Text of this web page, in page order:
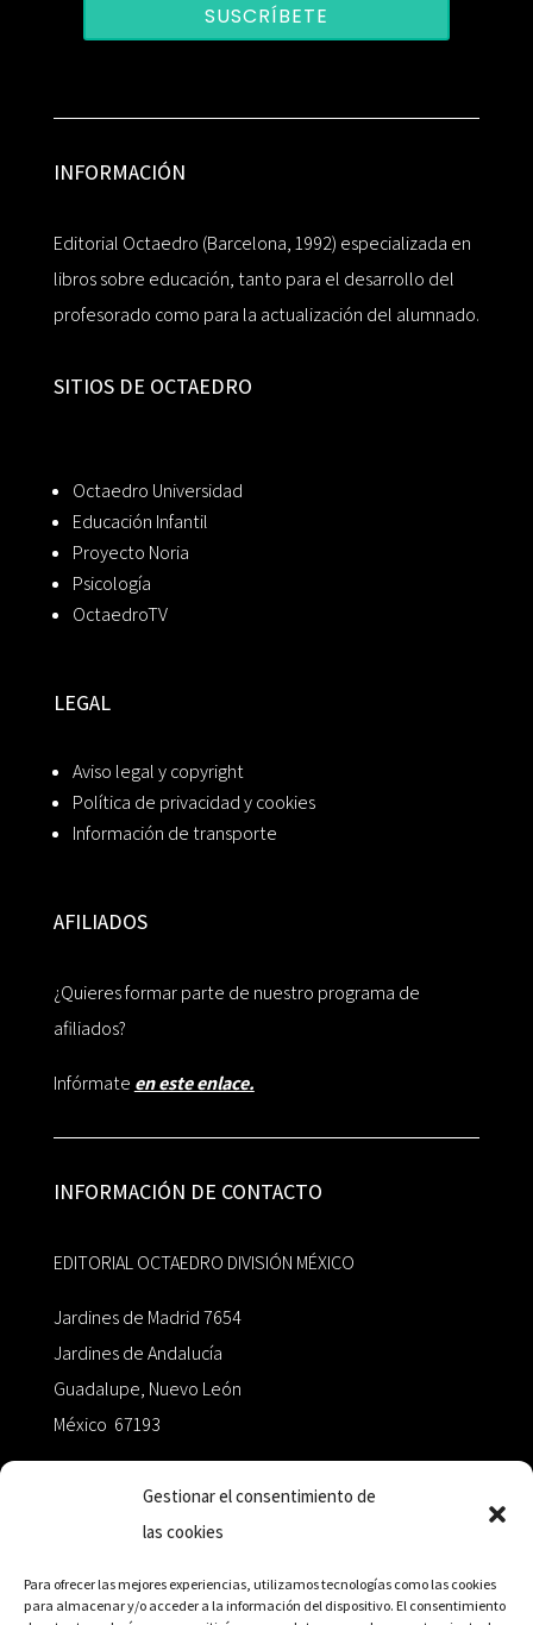
Gestionar el consentimiento de
las cookies
Para ofrecer las mejores experiencias, utilizamos tecnologías como las cookies
para almacenar y/o acceder a la información del dispositivo. El consentimiento
SUSCRÍBETE
INFORMACIÓN
Editorial Octaedro (Barcelona, 1992) especializada en
libros sobre educación, tanto para el desarrollo del
profesorado como para la actualización del alumnado.
SITIOS DE OCTAEDRO
Octaedro Universidad
Educación Infantil
Proyecto Noria
Psicología
OctaedroTV
LEGAL
Aviso legal y copyright
Política de privacidad y cookies
Información de transporte
AFILIADOS
¿Quieres formar parte de nuestro programa de
afiliados?
Infórmate en este enlace.
INFORMACIÓN DE CONTACTO
EDITORIAL OCTAEDRO DIVISIÓN MÉXICO
Jardines de Madrid 7654
Jardines de Andalucía
Guadalupe, Nuevo León
México 67193
+52 811.499.5638